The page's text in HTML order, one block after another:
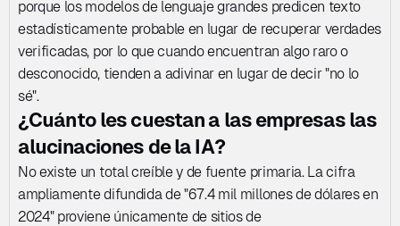
porque los modelos de lenguaje grandes predicen texto
estadísticamente probable en lugar de recuperar verdades
verificadas, por lo que cuando encuentran algo raro o
desconocido, tienden a adivinar en lugar de decir "no lo
sé".
¿Cuánto les cuestan a las empresas las
alucinaciones de la IA?
No existe un total creíble y de fuente primaria. La cifra
ampliamente difundida de "67.4 mil millones de dólares en
2024" proviene únicamente de sitios de